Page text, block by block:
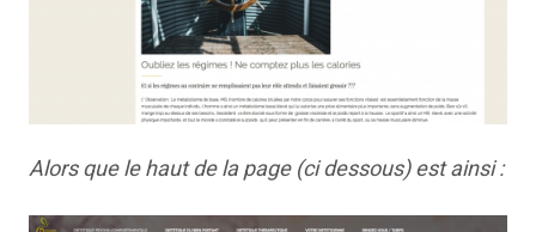
Alors que le haut de la page (ci dessous) est ainsi :